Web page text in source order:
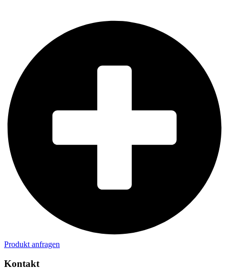
Produkt anfragen
Kontakt